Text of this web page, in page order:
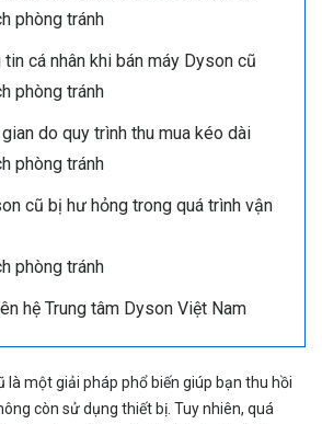
phòng tránh
cá nhân khi bán máy Dyson cũ
phòng tránh
do quy trình thu mua kéo dài
phòng tránh
cũ bị hư hỏng trong quá trình vận
phòng tránh
hệ Trung tâm Dyson Việt Nam
là một giải pháp phổ biến giúp bạn thu hồi
còn sử dụng thiết bị. Tuy nhiên, quá